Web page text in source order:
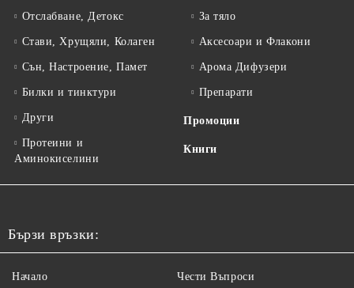
Отслабване, Детокс
Стави, Хрущяли, Колаген
Сън, Настроение, Памет
Билки и тинктури
Други
Протеини и
Аминокиселини
За тяло
Аксесоари и Флакони
Арома Дифузери
Препарати
Промоции
Книги
Бързи връзки:
Начало Чести Въпроси